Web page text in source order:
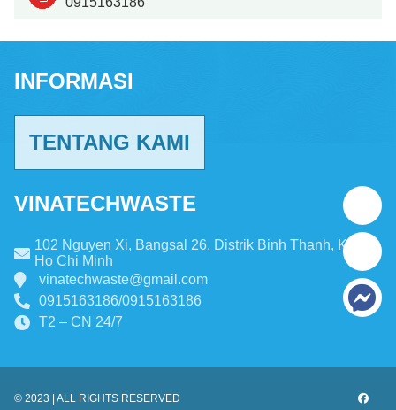
INFORMASI
TENTANG KAMI
VINATECHWASTE
102 Nguyen Xi, Bangsal 26, Distrik Binh Thanh, Kota
Ho Chi Minh
vinatechwaste@gmail.com
0915163186/0915163186
T2 – CN 24/7
© 2023 | ALL RIGHTS RESERVED